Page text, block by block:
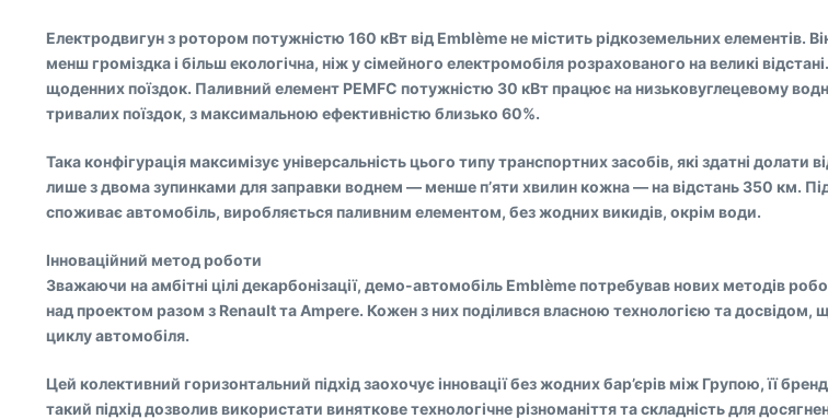
Електродвигун з ротором потужністю 160 кВт від Emblème не містить рідкоземельних елементів.
менш громіздка і більш екологічна, ніж у сімейного електромобіля розрахованого на великі
щоденних поїздок. Паливний елемент PEMFC потужністю 30 кВт працює на низьковуглецевому
тривалих поїздок, з максимальною ефективністю близько 60%.
Така конфігурація максимізує універсальність цього типу транспортних засобів, які здатні
лише з двома зупинками для заправки воднем — менше п’яти хвилин кожна — на відстань 350 км.
споживає автомобіль, виробляється паливним елементом, без жодних викидів, окрім води.
Інноваційний метод роботи
Зважаючи на амбітні цілі декарбонізації, демо-автомобіль Emblème потребував нових методів
над проектом разом з Renault та Ampere. Кожен з них поділився власною технологією та
циклу автомобіля.
Цей колективний горизонтальний підхід заохочує інновації без жодних бар’єрів між Групою, її
такий підхід дозволив використати виняткове технологічне різноманіття та складність для